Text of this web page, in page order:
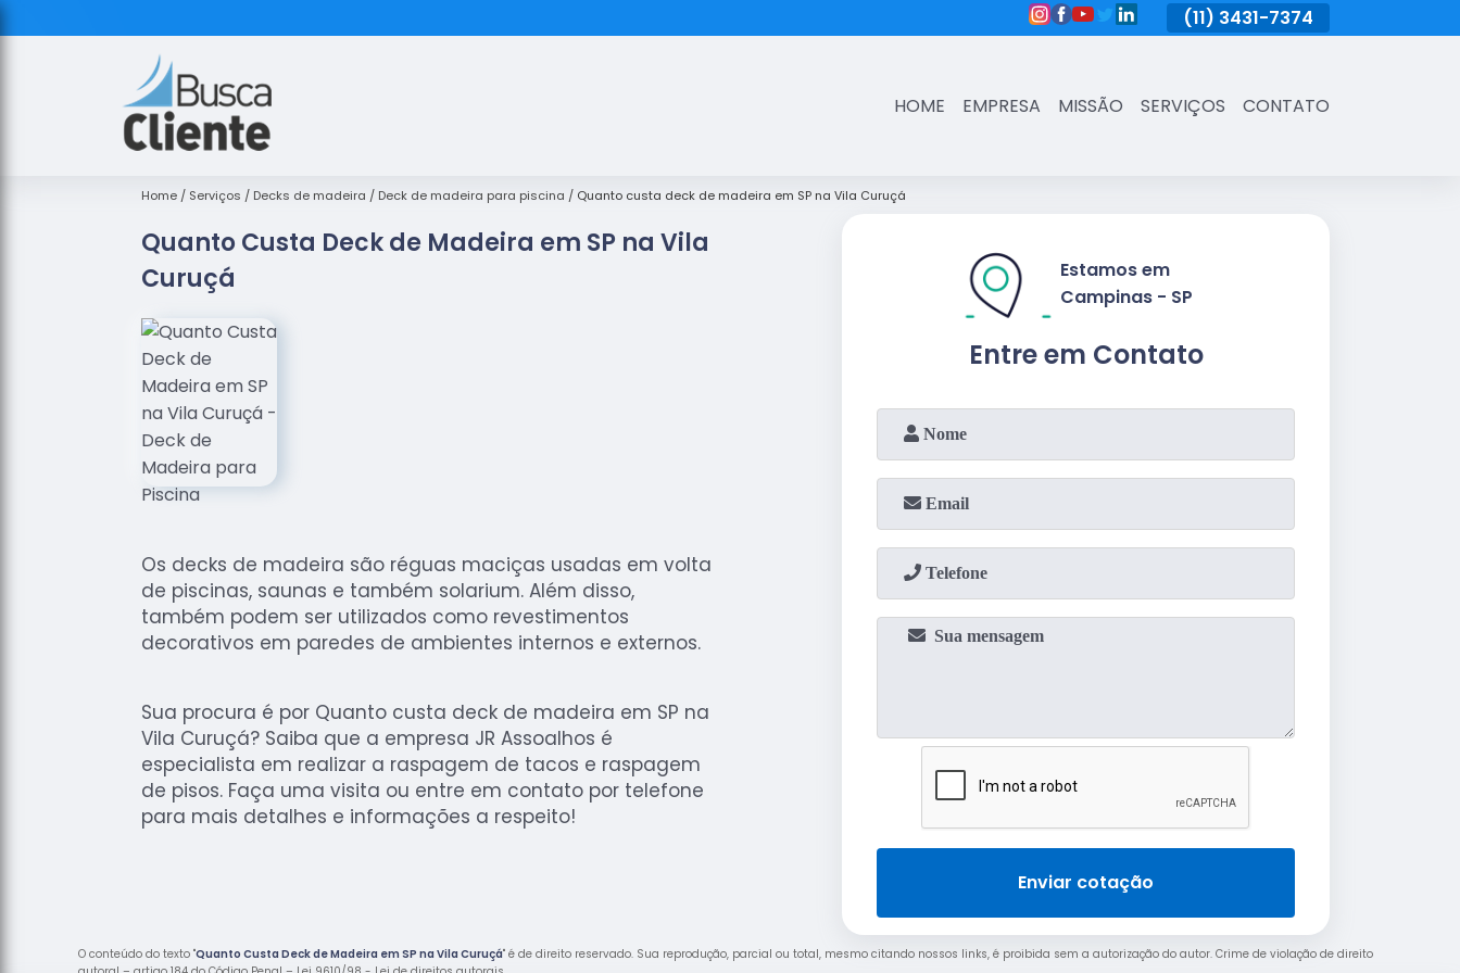
3431-7374 (11) 3431-7374
HOME EMPRESA MISSÃO SERVIÇOS CONTATO
Home Serviços Decks de madeira Deck de madeira para piscina Quanto custa deck de madeira em SP na Vila Curuçá
Quanto Custa Deck de Madeira em SP na Vila
Curuçá
Os decks de madeira são réguas maciças usadas em volta
de piscinas, saunas e também solarium. Além disso,
também podem ser utilizados como revestimentos
decorativos em paredes de ambientes internos e externos.
Sua procura é por Quanto custa deck de madeira em SP na
Vila Curuçá? Saiba que a empresa JR Assoalhos é
especialista em realizar a raspagem de tacos e raspagem
de pisos. Faça uma visita ou entre em contato por telefone
para mais detalhes e informações a respeito!
Entre em Contato
Estamos em
Campinas - SP
Enviar cotação
O conteúdo do texto "Quanto Custa Deck de Madeira em SP na Vila Curuçá" é de direito reservado. Sua reprodução, parcial ou total, mesmo citando nossos links, é proibida sem a autorização do autor. Crime de violação de direito